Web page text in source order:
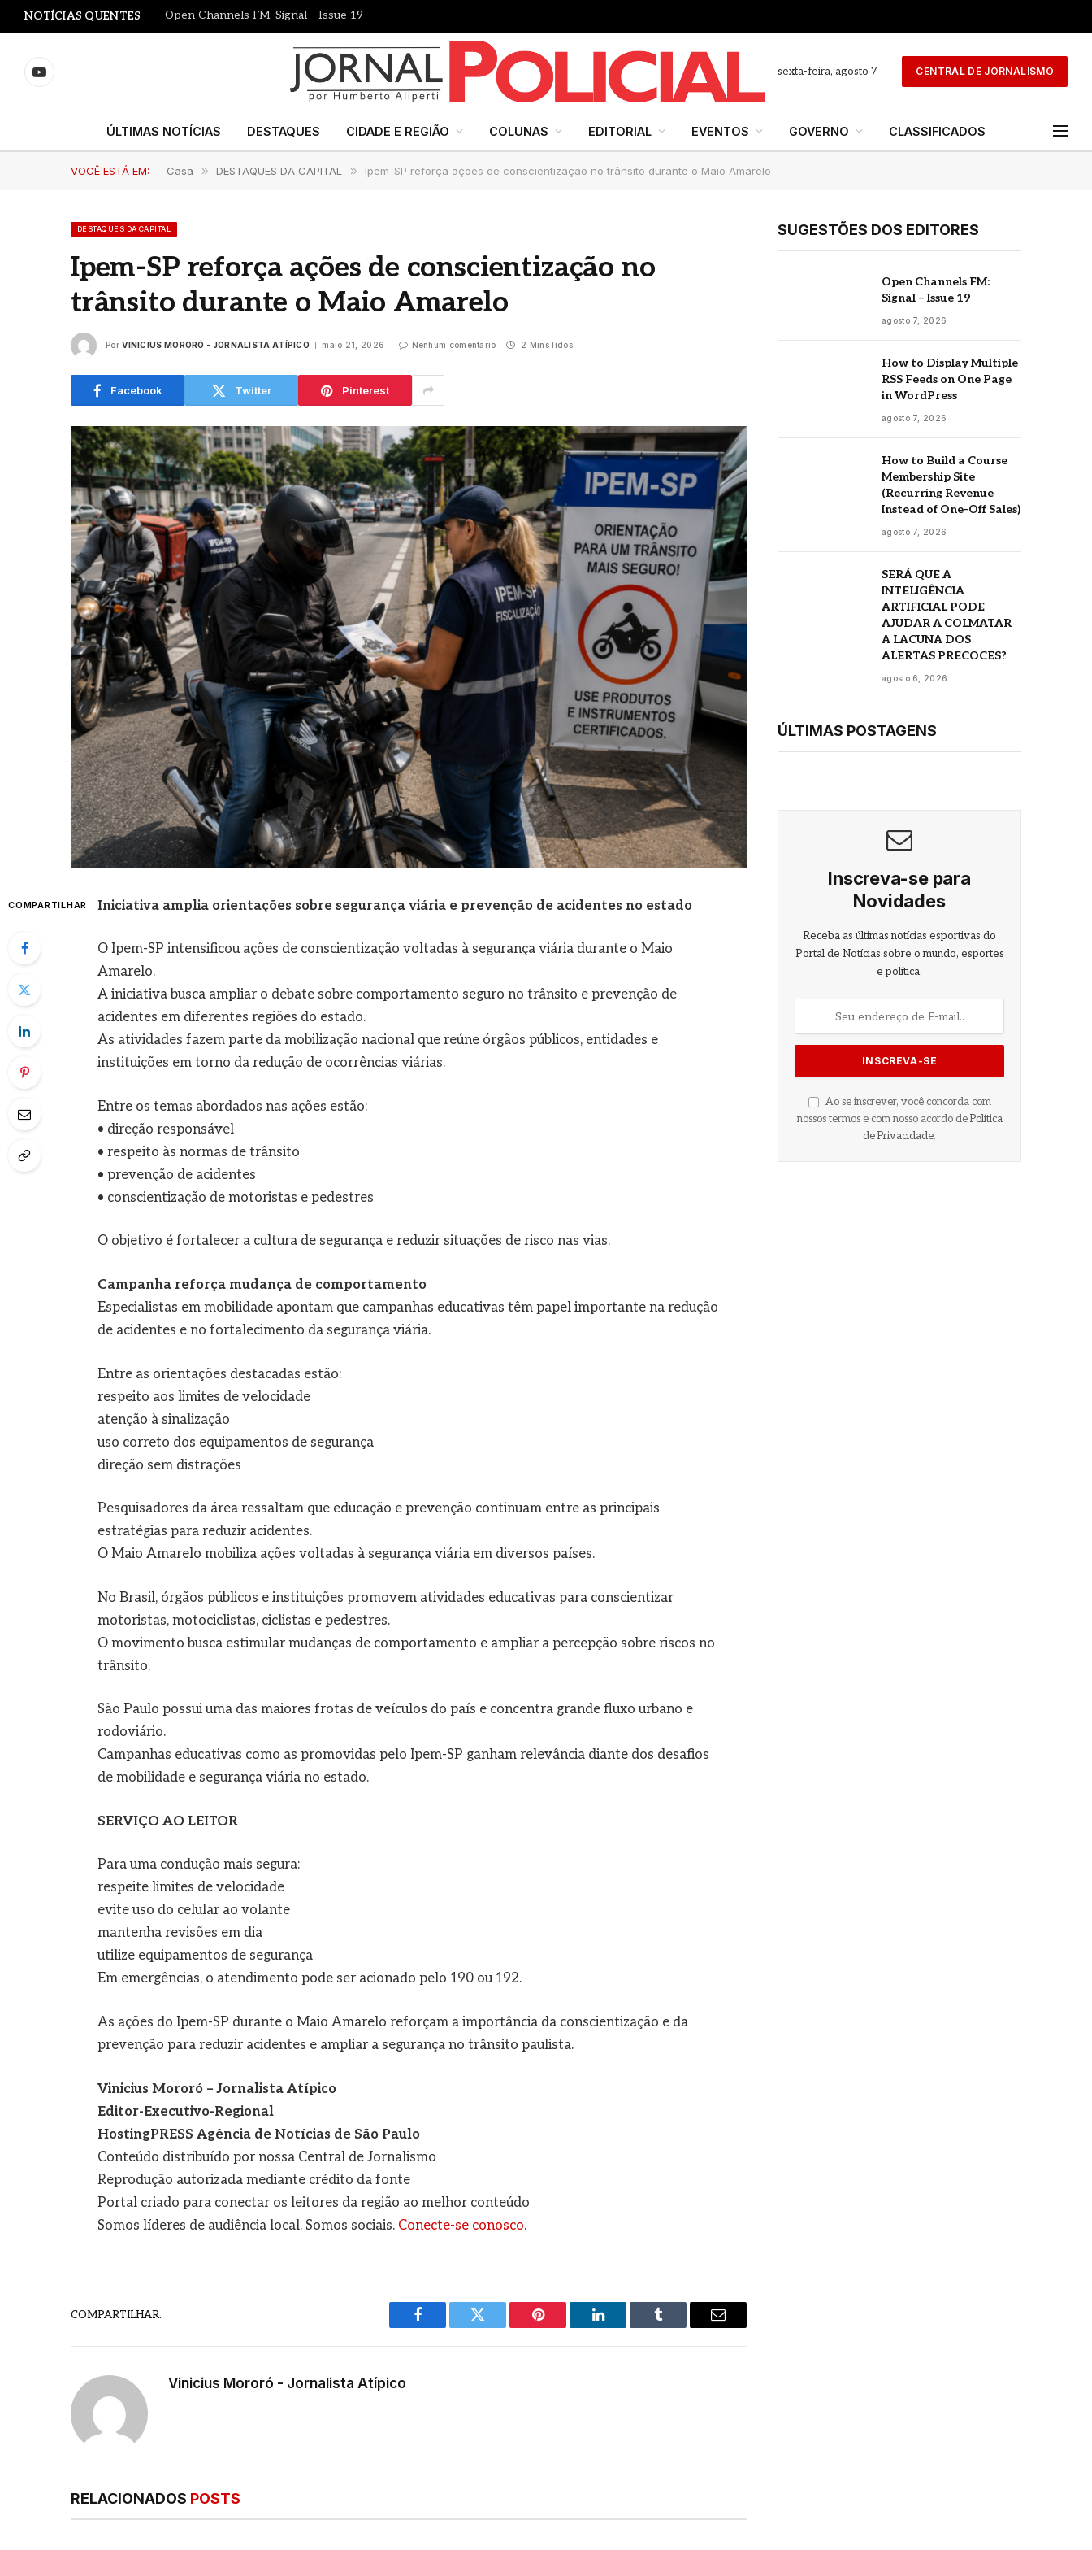
NOTÍCIAS QUENTES Open Channels FM: Signal – Issue 19
YouTube
sexta-feira, agosto 7 CENTRAL DE JORNALISMO
ÚLTIMAS NOTÍCIAS DESTAQUES CIDADE E REGIÃO COLUNAS EDITORIAL EVENTOS GOVERNO CLASSIFICADOS
VOCÊ ESTÁ EM: Casa » DESTAQUES DA CAPITAL » Ipem-SP reforça ações de conscientização no trânsito durante o Maio Amarelo
DESTAQUES DA CAPITAL
Ipem-SP reforça ações de conscientização no
trânsito durante o Maio Amarelo
Por VINICIUS MORORÓ - JORNALISTA ATÍPICO maio 21, 2026 Nenhum comentário 2 Mins lidos
Facebook Twitter Pinterest
COMPARTILHAR Iniciativa amplia orientações sobre segurança viária e prevenção de acidentes no estado
O Ipem-SP intensificou ações de conscientização voltadas à segurança viária durante o Maio
Amarelo.
A iniciativa busca ampliar o debate sobre comportamento seguro no trânsito e prevenção de
acidentes em diferentes regiões do estado.
As atividades fazem parte da mobilização nacional que reúne órgãos públicos, entidades e
instituições em torno da redução de ocorrências viárias.
Entre os temas abordados nas ações estão:
• direção responsável
• respeito às normas de trânsito
• prevenção de acidentes
• conscientização de motoristas e pedestres
O objetivo é fortalecer a cultura de segurança e reduzir situações de risco nas vias.
Campanha reforça mudança de comportamento
Especialistas em mobilidade apontam que campanhas educativas têm papel importante na redução
de acidentes e no fortalecimento da segurança viária.
Entre as orientações destacadas estão:
respeito aos limites de velocidade
atenção à sinalização
uso correto dos equipamentos de segurança
direção sem distrações
Pesquisadores da área ressaltam que educação e prevenção continuam entre as principais
estratégias para reduzir acidentes.
O Maio Amarelo mobiliza ações voltadas à segurança viária em diversos países.
No Brasil, órgãos públicos e instituições promovem atividades educativas para conscientizar
motoristas, motociclistas, ciclistas e pedestres.
O movimento busca estimular mudanças de comportamento e ampliar a percepção sobre riscos no
trânsito.
São Paulo possui uma das maiores frotas de veículos do país e concentra grande fluxo urbano e
rodoviário.
Campanhas educativas como as promovidas pelo Ipem-SP ganham relevância diante dos desafios
de mobilidade e segurança viária no estado.
SERVIÇO AO LEITOR
Para uma condução mais segura:
respeite limites de velocidade
evite uso do celular ao volante
mantenha revisões em dia
utilize equipamentos de segurança
Em emergências, o atendimento pode ser acionado pelo 190 ou 192.
As ações do Ipem-SP durante o Maio Amarelo reforçam a importância da conscientização e da
prevenção para reduzir acidentes e ampliar a segurança no trânsito paulista.
Vinicius Mororó – Jornalista Atípico
Editor-Executivo-Regional
HostingPRESS Agência de Notícias de São Paulo
Conteúdo distribuído por nossa Central de Jornalismo
Reprodução autorizada mediante crédito da fonte
Portal criado para conectar os leitores da região ao melhor conteúdo
Somos líderes de audiência local. Somos sociais. Conecte-se conosco.
COMPARTILHAR.
Facebook Twitter Pinterest LinkedIn Tumblr
E-
Vinicius Mororó - Jornalista Atípico
RELACIONADOS POSTS
SUGESTÕES DOS EDITORES
Open Channels FM:
Signal – Issue 19
agosto 7, 2026
How to Display Multiple
RSS Feeds on One Page
in WordPress
agosto 7, 2026
How to Build a Course
Membership Site
(Recurring Revenue
Instead of One-Off Sales)
agosto 7, 2026
SERÁ QUE A
INTELIGÊNCIA
ARTIFICIAL PODE
AJUDAR A COLMATAR
A LACUNA DOS
ALERTAS PRECOCES?
agosto 6, 2026
ÚLTIMAS POSTAGENS
Inscreva-se para
Novidades
Receba as últimas notícias esportivas do
Portal de Notícias sobre o mundo, esportes
e política.
Ao se inscrever, você concorda com
nossos termos e com nosso acordo de Política
de Privacidade.